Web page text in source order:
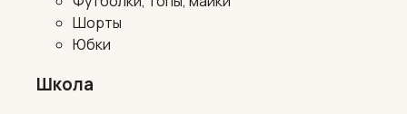
Шорты
Юбки
Школа